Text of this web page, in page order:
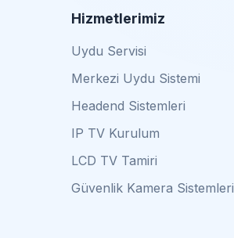
Hizmetlerimiz
Uydu Servisi
Merkezi Uydu Sistemi
Headend Sistemleri
IP TV Kurulum
LCD TV Tamiri
Güvenlik Kamera Sistemleri